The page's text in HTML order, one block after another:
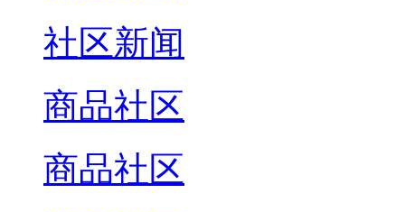
社区新闻
商品社区
商品社区